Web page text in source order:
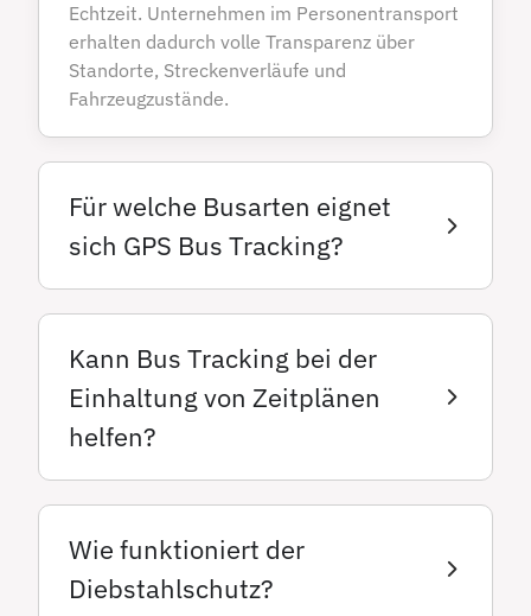
Echtzeit. Unternehmen im Personentransport
erhalten dadurch volle Transparenz über
Standorte, Streckenverläufe und
Fahrzeugzustände.
Für welche Busarten eignet
sich GPS Bus Tracking?
Kann Bus Tracking bei der
Einhaltung von Zeitplänen
helfen?
Wie funktioniert der
Diebstahlschutz?